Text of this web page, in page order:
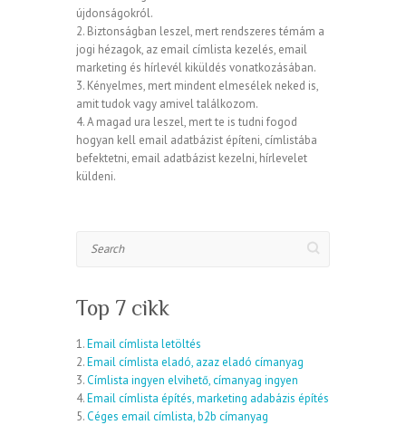
újdonságokról.
2. Biztonságban leszel, mert rendszeres témám a
jogi hézagok, az email címlista kezelés, email
marketing és hírlevél kiküldés vonatkozásában.
3. Kényelmes, mert mindent elmesélek neked is,
amit tudok vagy amivel találkozom.
4. A magad ura leszel, mert te is tudni fogod
hogyan kell email adatbázist építeni, címlistába
befektetni, email adatbázist kezelni, hírlevelet
küldeni.
Top 7 cikk
1.Email címlista letöltés
2.Email címlista eladó, azaz eladó címanyag
3.Címlista ingyen elvihető, címanyag ingyen
4.Email címlista építés, marketing adabázis építés
5.Céges email címlista, b2b címanyag